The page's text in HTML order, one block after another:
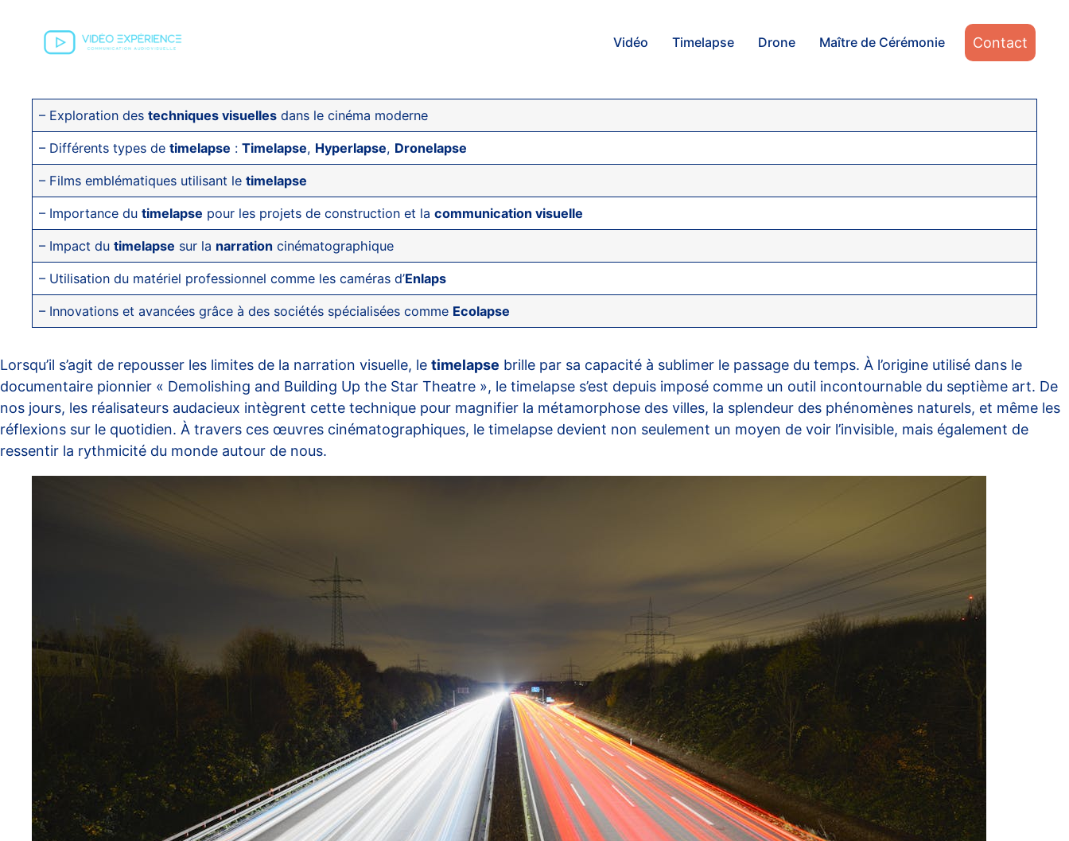
Vidéo Timelapse Drone Maître de Cérémonie Contact
– Exploration destechniques visuelles dans le cinéma moderne
– Différents types detimelapse :Timelapse, Hyperlapse, Dronelapse
– Films emblématiques utilisant letimelapse
– Importance dutimelapse pour les projets de construction et lacommunication visuelle
– Impact dutimelapse sur la narration cinématographique
– Utilisation du matériel professionnel comme les caméras d’Enlaps
– Innovations et avancées grâce à des sociétés spécialisées comme Ecolapse
Lorsqu’il s’agit de repousser les limites de la narration visuelle, le timelapse brille par sa capacité à sublimer le passage du temps. À l’origine utilisé dans le
documentaire pionnier « Demolishing and Building Up the Star Theatre », le timelapse s’est depuis imposé comme un outil incontournable du septième art. De
nos jours, les réalisateurs audacieux intègrent cette technique pour magnifier la métamorphose des villes, la splendeur des phénomènes naturels, et même les
réflexions sur le quotidien. À travers ces œuvres cinématographiques, le timelapse devient non seulement un moyen de voir l’invisible, mais également de
ressentir la rythmicité du monde autour de nous.